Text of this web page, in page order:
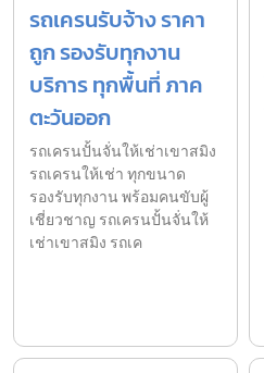
รถเครนรับจ้าง ราคา
ถูก รองรับทุกงาน
บริการ ทุกพื้นที่ ภาค
ตะวันออก
รถเครนปั้นจั่นให้เช่าเขาสมิง
รถเครนให้เช่า ทุกขนาด
รองรับทุกงาน พร้อมคนขับผู้
เชี่ยวชาญ รถเครนปั้นจั่นให้
เช่าเขาสมิง รถเค